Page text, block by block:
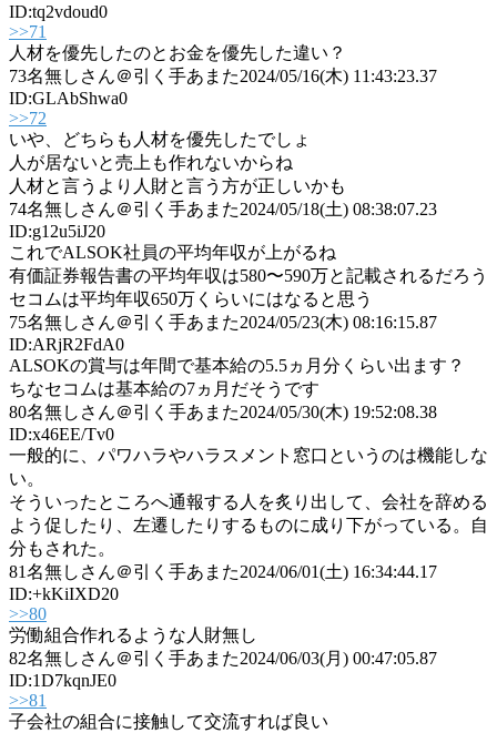
ID:tq2vdoud0
>>71
人材を優先したのとお金を優先した違い？
73名無しさん＠引く手あまた2024/05/16(木) 11:43:23.37
ID:GLAbShwa0
>>72
いや、どちらも人材を優先したでしょ
人が居ないと売上も作れないからね
人材と言うより人財と言う方が正しいかも
74名無しさん＠引く手あまた2024/05/18(土) 08:38:07.23
ID:g12u5iJ20
これでALSOK社員の平均年収が上がるね
有価証券報告書の平均年収は580〜590万と記載されるだろう
セコムは平均年収650万くらいにはなると思う
75名無しさん＠引く手あまた2024/05/23(木) 08:16:15.87
ID:ARjR2FdA0
ALSOKの賞与は年間で基本給の5.5ヵ月分くらい出ます？
ちなセコムは基本給の7ヵ月だそうです
80名無しさん＠引く手あまた2024/05/30(木) 19:52:08.38
ID:x46EE/Tv0
一般的に、パワハラやハラスメント窓口というのは機能しな
い。
そういったところへ通報する人を炙り出して、会社を辞める
よう促したり、左遷したりするものに成り下がっている。自
分もされた。
81名無しさん＠引く手あまた2024/06/01(土) 16:34:44.17
ID:+kKiIXD20
>>80
労働組合作れるような人財無し
82名無しさん＠引く手あまた2024/06/03(月) 00:47:05.87
ID:1D7kqnJE0
>>81
子会社の組合に接触して交流すれば良い